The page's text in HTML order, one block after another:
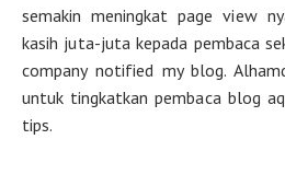
semakin meningkat page view
kasih juta-juta kepada pembaca
company notified my blog.
untuk tingkatkan pembaca blog
tips.